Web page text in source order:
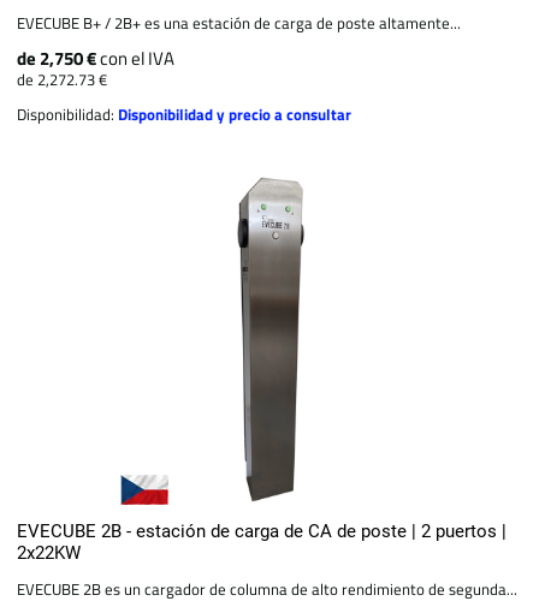
EVECUBE B+ / 2B+ es una estación de carga de poste altamente...
de 2,750 €con el IVA
de 2,272.73 €
Disponibilidad: Disponibilidad y precio a consultar
EVECUBE 2B - estación de carga de CA de poste | 2 puertos |
2x22KW
EVECUBE 2B es un cargador de columna de alto rendimiento de segunda...